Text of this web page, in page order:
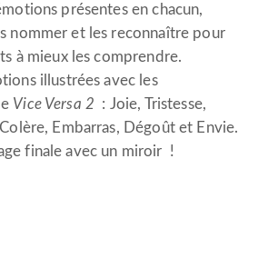
présentes en chacun,
nommer et les reconnaître pour
à mieux les comprendre.
illustrées avec les
Vice Versa 2 : Joie, Tristesse,
Embarras, Dégoût et Envie.
finale avec un miroir !